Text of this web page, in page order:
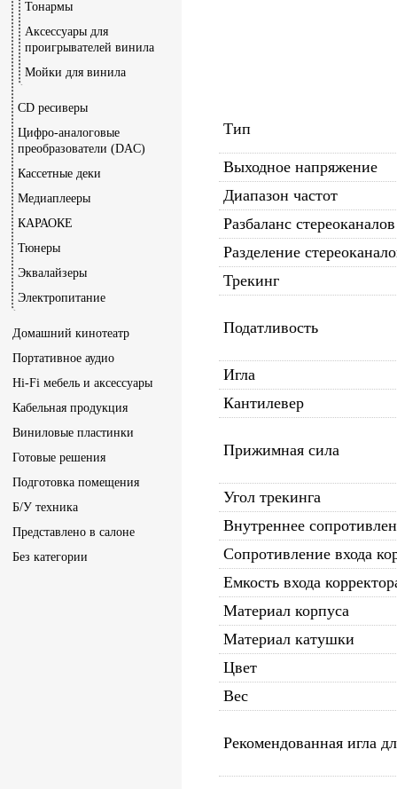
Тонармы
Аксессуары для
проигрывателей винила
Мойки для винила
CD ресиверы
Цифро-аналоговые
преобразователи (DAC)
Кассетные деки
Медиаплееры
КАРАОКЕ
Тюнеры
Эквалайзеры
Электропитание
Домашний кинотеатр
Портативное аудио
Hi-Fi мебель и аксессуары
Кабельная продукция
Виниловые пластинки
Готовые решения
Подготовка помещения
Б/У техника
Представлено в салоне
Без категории
Тип
Выходное напряжение
Диапазон частот
Разбаланс стереоканалов
Разделение
Трекинг
Податливость
Игла
Кантилевер
Прижимная сила
Угол трекинга
Внутреннее
Сопротивление входа
Емкость входа
Материал корпуса
Материал катушки
Цвет
Вес
Рекомендованная игла